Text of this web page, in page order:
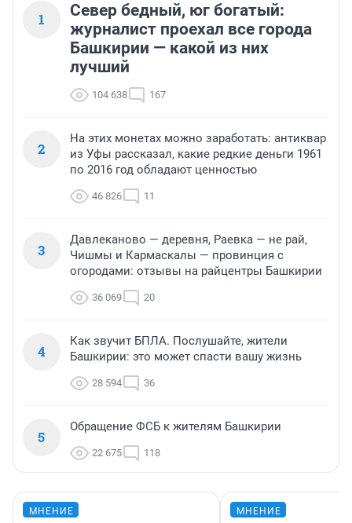
1
Север бедный, юг богатый:
журналист проехал все города
Башкирии — какой из них
лучший
104 638 167
2
На этих монетах можно заработать: антиквар
из Уфы рассказал, какие редкие деньги 1961
по 2016 год обладают ценностью
46 826 11
3
Давлеканово — деревня, Раевка — не рай,
Чишмы и Кармаскалы — провинция с
огородами: отзывы на райцентры Башкирии
36 069 20
4
Как звучит БПЛА. Послушайте, жители
Башкирии: это может спасти вашу жизнь
28 594 36
5
Обращение ФСБ к жителям Башкирии
22 675 118
МНЕНИЕ МНЕНИЕ